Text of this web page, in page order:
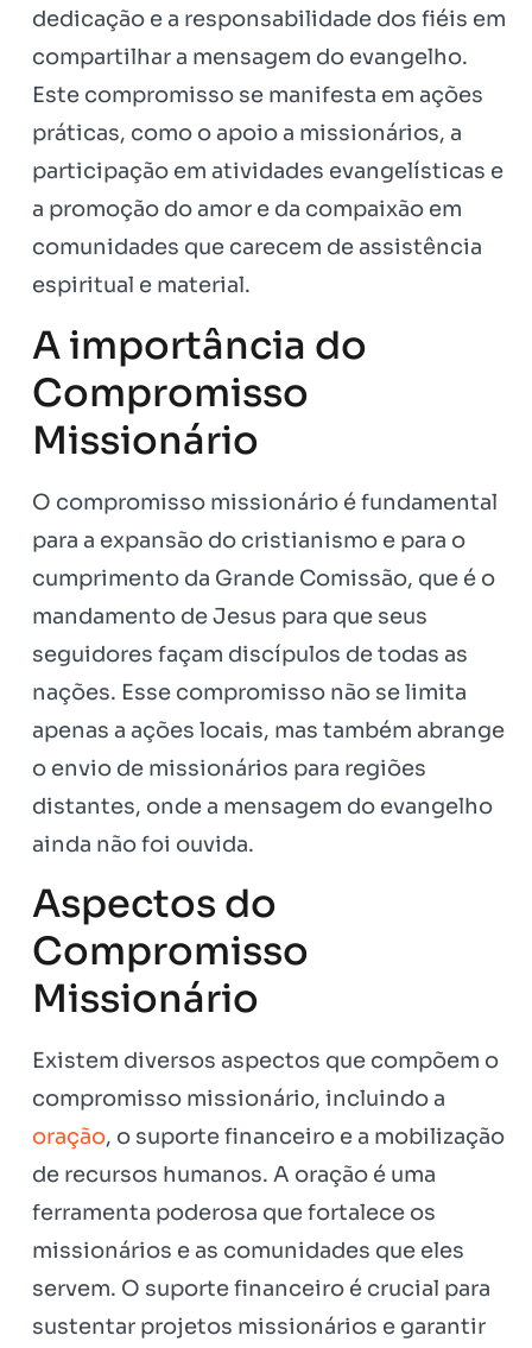
dedicação e a responsabilidade dos fiéis em
compartilhar a mensagem do evangelho.
Este compromisso se manifesta em ações
práticas, como o apoio a missionários, a
participação em atividades evangelísticas e
a promoção do amor e da compaixão em
comunidades que carecem de assistência
espiritual e material.
A importância do
Compromisso
Missionário
O compromisso missionário é fundamental
para a expansão do cristianismo e para o
cumprimento da Grande Comissão, que é o
mandamento de Jesus para que seus
seguidores façam discípulos de todas as
nações. Esse compromisso não se limita
apenas a ações locais, mas também abrange
o envio de missionários para regiões
distantes, onde a mensagem do evangelho
ainda não foi ouvida.
Aspectos do
Compromisso
Missionário
Existem diversos aspectos que compõem o
compromisso missionário, incluindo a
oração, o suporte financeiro e a mobilização
de recursos humanos. A oração é uma
ferramenta poderosa que fortalece os
missionários e as comunidades que eles
servem. O suporte financeiro é crucial para
sustentar projetos missionários e garantir